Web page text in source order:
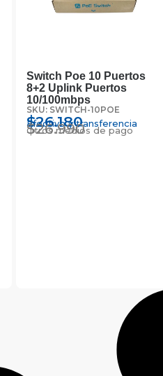
Switch Poe 10 Puertos
8+2 Uplink Puertos
10/100mbps
SKU: SWITCH-10POE
$26.180
Efectivo y transferencia
$26.990
Otros medios de pago